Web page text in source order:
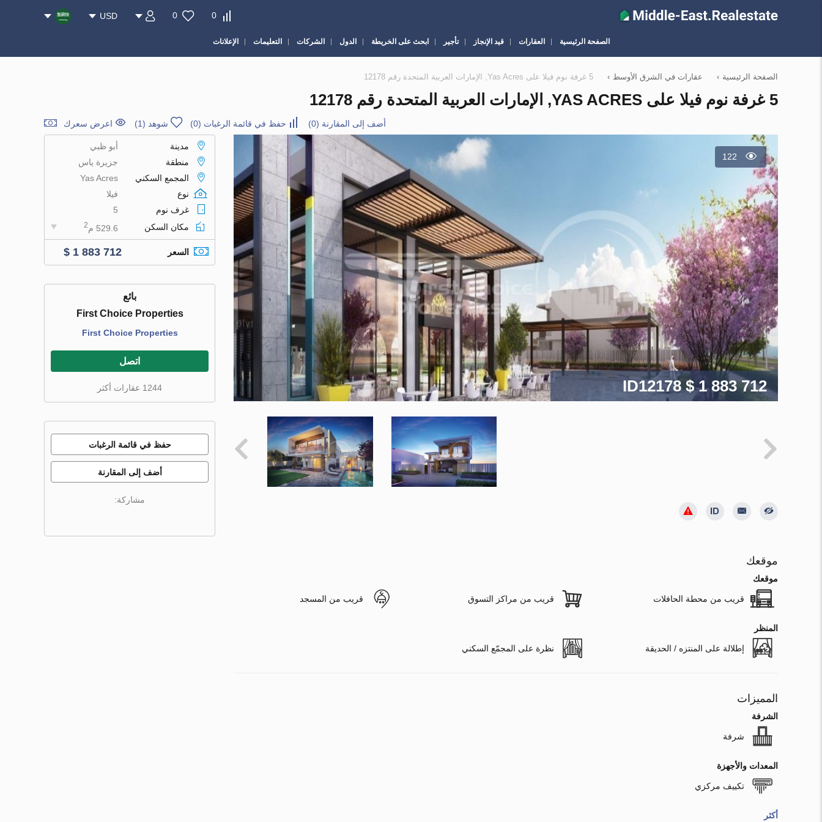
0
0
USD
الصفحة الرئيسية العقارات قيد الإنجاز تأجير ابحث على الخريطة الدول الشركات التعليمات الإعلانات
الصفحة الرئيسية › عقارات في الشرق الأوسط › 5 غرفة نوم فيلا على Yas Acres, الإمارات العربية المتحدة رقم 12178
5 غرفة نوم فيلا على YAS ACRES, الإمارات العربية المتحدة رقم 12178
أضف إلى المقارنة (
0
) حفظ في قائمة الرغبات (
0
) شوهد (1) اعرض سعرك
122
ID12178$ 1 883 712
موقعك
موقعك
قريب من محطة الحافلات قريب من مراكز التسوق قريب من المسجد
المنظر
إطلالة على المنتزه / الحديقة نظرة على المجمّع السكني
المميزات
الشرفة
شرفة
المعدات والأجهزة
تكييف مركزي
أكثر
مدينة
أبو ظبي
منطقة
جزيرة ياس
المجمع السكني
Yas Acres
نوع
فيلا
غرف نوم
5
مكان السكن
529.6 م 2
السعر $ 1 883 712
بائع
First Choice Properties
First Choice Properties
اتصل
1244 عقارات أكثر
حفظ في قائمة الرغبات
أضف إلى المقارنة
مشاركة: